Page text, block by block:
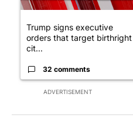
ADVERTISEMENT
Trump signs executive
orders that target birthright
cit...
32 comments